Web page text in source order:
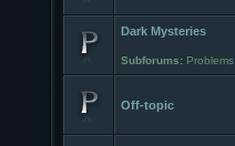
Dark Mysteries
Subforums: Problems
Off-topic